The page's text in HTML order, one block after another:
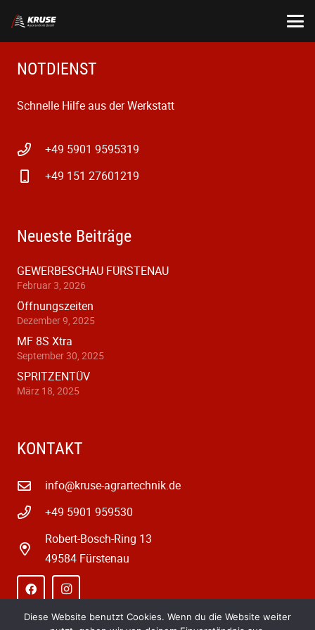
NOTDIENST
Schnelle Hilfe aus der Werkstatt
+49 5901 9595319
+49 151 27601219
Neueste Beiträge
GEWERBESCHAU FÜRSTENAU
Februar 3, 2026
Öffnungszeiten
Dezember 9, 2025
MF 8S Xtra
September 30, 2025
SPRITZENTÜV
März 18, 2025
KONTAKT
info@kruse-agrartechnik.de
+49 5901 959530
Robert-Bosch-Ring 13
49584 Fürstenau
Diese Website benutzt Cookies. Wenn du die Website weiter